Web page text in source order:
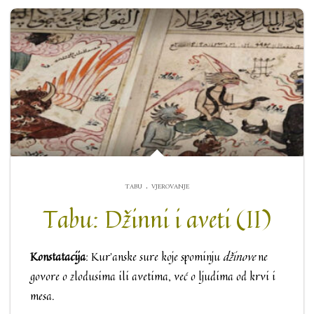
TABU . VJEROVANJE
Tabu: Džinni i aveti (II)
Konstatacija: Kur’anske sure koje spominjudžinovene
govore o zlodusima ili avetima, već o ljudima od krvi i
mesa.